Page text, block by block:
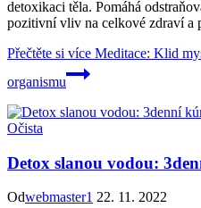
detoxikaci těla. Pomáhá
pozitivní vliv na celkové zdraví a
Přečtěte si více Meditace: Klid
organismu
Očista
Detox slanou vodou:
Odwebmaster1 22. 11. 2022